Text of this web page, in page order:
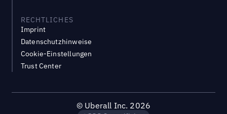
RECHTLICHES
Imprint
Datenschutzhinweise
Cookie-Einstellungen
Trust Center
© Uberall Inc. 2026